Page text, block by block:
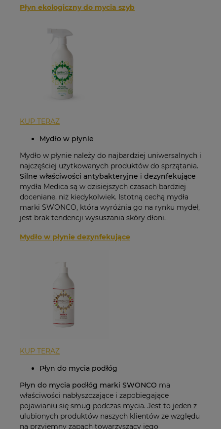
Płyn ekologiczny do mycia szyb
KUP TERAZ
Mydło w płynie
Mydło w płynie należy do najbardziej uniwersalnych i
najczęściej użytkowanych produktów do sprzątania.
Silne właściwości antybakteryjne i dezynfekujące
mydła Medica są w dzisiejszych czasach bardziej
doceniane, niż kiedykolwiek. Istotną cechą mydła
marki SWONCO, która wyróżnia go na rynku mydeł,
jest brak tendencji wysuszania skóry dłoni.
Mydło w płynie dezynfekujące
KUP TERAZ
Płyn do mycia podłóg
Płyn do mycia podłóg marki SWONCO ma
właściwości nabłyszczające i zapobiegające
pojawianiu się smug podczas mycia. Jest to jeden z
ulubionych produktów naszych klientów ze względu
na przyjemny zapach towarzyszący jego